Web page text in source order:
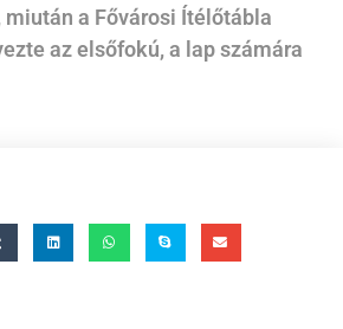
a Fővárosi Ítélőtábla
az elsőfokú, a lap számára